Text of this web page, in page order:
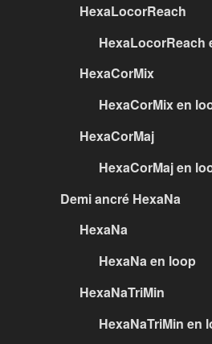
HexaLocorReach
HexaLocorReach
HexaCorMix
HexaCorMix en
HexaCorMaj
HexaCorMaj en
Demi ancré HexaNa
HexaNa
HexaNa en loop
HexaNaTriMin
HexaNaTriMin en